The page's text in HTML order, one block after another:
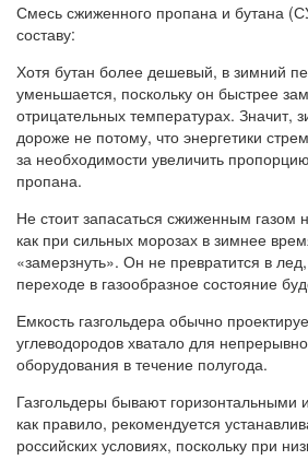
Смесь сжиженного пропана и бутана
составу:
Хотя бутан более дешевый, в зимний
уменьшается, поскольку он быстрее
отрицательных температурах. Значит,
дороже не потому, что энергетики
за необходимости увеличить
пропана.
Не стоит запасаться сжиженным газом
как при сильных морозах в зимнее
«замерзнуть». Он не превратится в
переходе в газообразное состояние
Емкость газгольдера обычно
углеводородов хватало для
оборудования в течение полугода.
Газгольдеры бывают горизонтальными
как правило, рекомендуется
российских условиях, поскольку при